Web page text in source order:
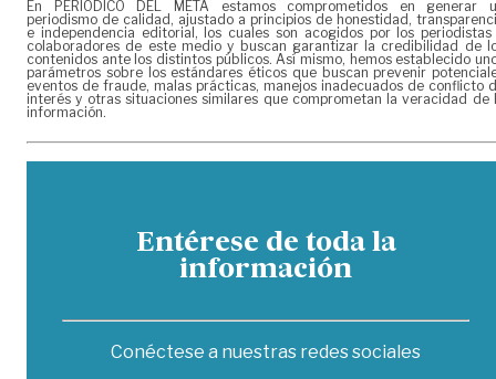
En PERIÓDICO DEL META estamos comprometidos en generar
periodismo de calidad, ajustado a principios de honestidad,
e independencia editorial, los cuales son acogidos por los periodistas
colaboradores de este medio y buscan garantizar la credibilidad de
contenidos ante los distintos públicos. Así mismo, hemos establecido
parámetros sobre los estándares éticos que buscan prevenir
eventos de fraude, malas prácticas, manejos inadecuados de conflicto
interés y otras situaciones similares que comprometan la veracidad de
información.
Entérese de toda la
información
Conéctese a nuestras redes sociales